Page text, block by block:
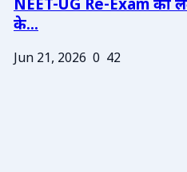
NEET-UG Re-Exam को
के...
Jun 21, 2026 0 42